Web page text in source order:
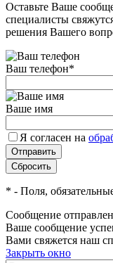
Оставьте Ваше
специалисты
решения Вашего
Ваш телефон*
Ваше имя
Я согласен на
* - Поля,
Сообщение
Ваше сообщение
Вами свяжется наш
Закрыть окно